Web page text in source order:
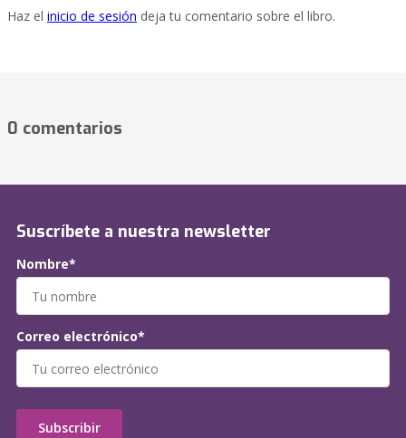
Haz el inicio de sesión deja tu comentario sobre el libro.
0 comentarios
Suscríbete a nuestra newsletter
Nombre*
Correo electrónico*
Subscribir